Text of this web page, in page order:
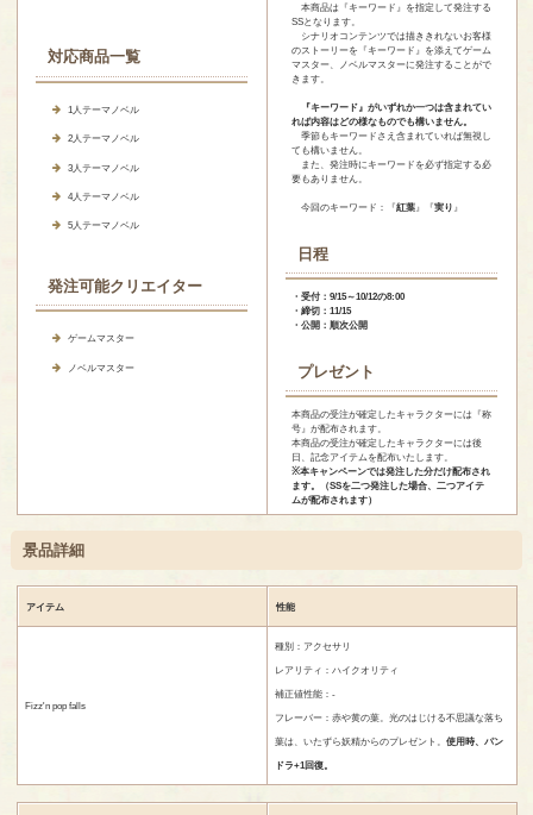
対応商品一覧
1人テーマノベル
2人テーマノベル
3人テーマノベル
4人テーマノベル
5人テーマノベル
発注可能クリエイター
ゲームマスター
ノベルマスター
本商品は『キーワード』を指定して発注する
SSとなります。
シナリオコンテンツでは描ききれないお客様
のストーリーを『キーワード』を添えてゲーム
マスター、ノベルマスターに発注することがで
きます。
『キーワード』がいずれか一つは含まれてい
れば内容はどの様なものでも構いません。
季節もキーワードさえ含まれていれば無視し
ても構いません。
また、発注時にキーワードを必ず指定する必
要もありません。
今回のキーワード：『紅葉』『実り 』
日程
・受付：9/15～10/12の8:00
・締切：11/15
・公開：順次公開
プレゼント
本商品の受注が確定したキャラクターには『称
号』が配布されます。
本商品の受注が確定したキャラクターには後
日、記念アイテムを配布いたします。
※本キャンペーンでは発注した分だけ配布され
ます。（SSを二つ発注した場合、二つアイテ
ムが配布されます）
景品詳細
アイテム 性能
Fizz'n pop falls
種別：アクセサリ
レアリティ：ハイクオリティ
補正値性能：-
フレーバー：赤や黄の葉。光のはじける不思議な落ち
葉は、いたずら妖精からのプレゼント。使用時、パン
ドラ+1回復。